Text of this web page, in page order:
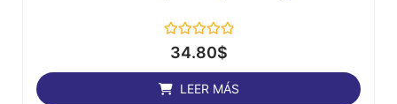
Valorado
con
0
de
5
34.80$
LEER MÁS